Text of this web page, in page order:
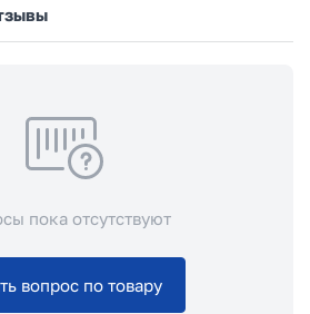
пока отсутствуют
вопрос по товару